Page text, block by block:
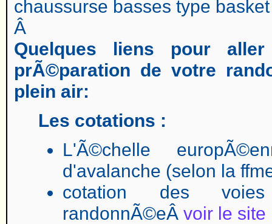
chaussurse basses type
Â
Quelques liens pour
prÃ©paration de votre
plein air:
Les cotations :
L'Ã©chelle
d'avalanche (selon la
cotation des
randonnÃ©eÂ voir le site